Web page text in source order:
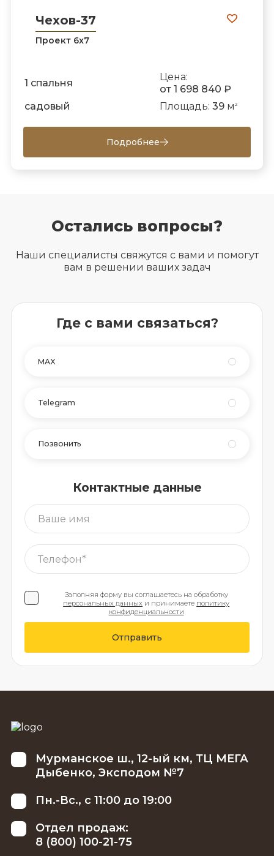
Чехов-37
Проект 6х7
1 спальня
Цена:
от 1 698 840 ₽
садовый
Площадь: 39м 2
Подробнее
Остались вопросы?
Наши специалисты свяжутся с вами и помогут
вам в решении ваших задач
Где с вами связаться?
MAX
Telegram
Позвонить
Контактные данные
Заполняя форму вы соглашаетесь на обработку
персональных данных и принимаете политику
конфиденциальности
Отправить
Мурманское ш., 12-ый км, ТЦ МЕГА
Дыбенко, Эксподом №7
Пн.-Вс., с 11:00 до 19:00
Отдел продаж:
8 (800) 100-21-75